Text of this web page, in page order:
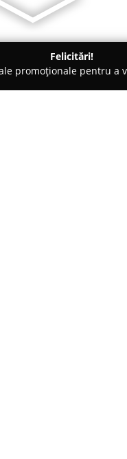
Felicitări!
promoționale pentru a